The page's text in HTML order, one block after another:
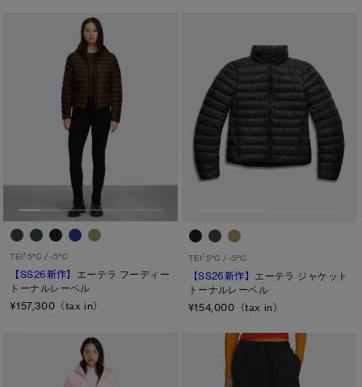
ディスカバー
アンバサダー
スプリングコレクション
新着アイテム
ベストセラー
サマー 26 コレクション
サマー 26 コレクションLOOK
日本限定モデル
スノーグース
メイドインジャパンTシャツ
アウターウェア
アパレル
アクセサリー
フットウェア
新着アイテム
ベストセラー
サマー 26 コレクション
サマー 26 コレクションLOOK
日本限定モデル
スノーグース
メイドインジャパンTシャツ
アウターウェア
アパレル
アクセサリー
フットウェア
ベビー（0‐24ヵ月)
キッズ（2‐7歳)
ユース（6＋歳)
コレクション
CANADA GOOSE Generationsは、アウター
ウェアの下取り・再販を通じて、長く愛される製
品の価値を受け継いでいきます。
アーカイブの希少なピースもご覧いただけます。
下取り申請
※カテゴリを表示するにはジェンダーにチェックをお入れください
ウィメンズ
キッズ
ディスク
ブラック ディスク
クラシック ディスク
ホワイト ディスク
TEI1 5°C / -5°C
【SS26新作】 エーテラ フーディー
トーナルレーベル
¥157,300（tax in）
TEI15°C / -5°C
【SS26新作】
エーテラ ジャケット
トーナルレーベル
¥154,000（tax in）